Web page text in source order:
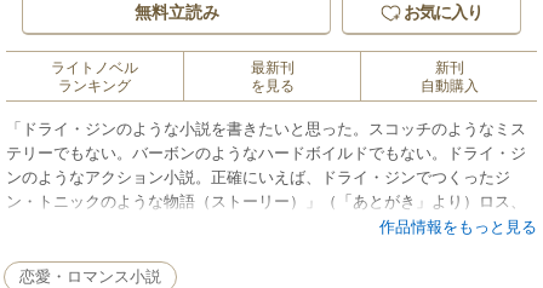
無料立読み お気に入り
ライトノベル
ランキング
最新刊
を見る
新刊
自動購入
「ドライ・ジンのような小説を書きたいと思った。スコッチのようなミス
テリーでもない。バーボンのようなハードボイルドでもない。ドライ・ジ
ンのようなアクション小説。正確にいえば、ドライ・ジンでつくったジ
ン・トニックのような物語（ストーリー）」（「あとがき」より）ロス、
カリブ、ハワイ、グアム……、強敵との一期一会の勝負を求める青年ギャ
作品情報をもっと見る
恋愛・ロマンス小説